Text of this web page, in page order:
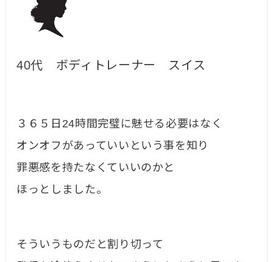
40代 ボディトレーナー スイス
３６５日24時間完璧に魅せる必要はなく
オンオフがあっていいという事を知り
罪悪感を持たなくていいのかと
ほっとしました。
そういうものだと割り切って